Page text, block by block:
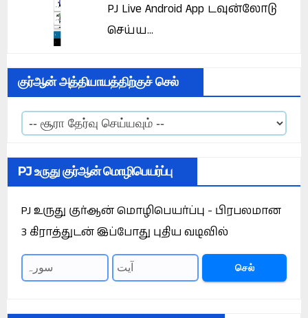
PJ Live Android App டவுன்லோடு
செய்ய...
குர்ஆன் அத்தியாயத்திற்குச் செல்
PJ உருது குர்ஆன் மொழிபெயர்ப்பு
PJ உருது குர்ஆன் மொழிபெயர்ப்பு - பிரபலமான
3 கிராத்துடன் இப்போது புதிய வடிவில்
செல்